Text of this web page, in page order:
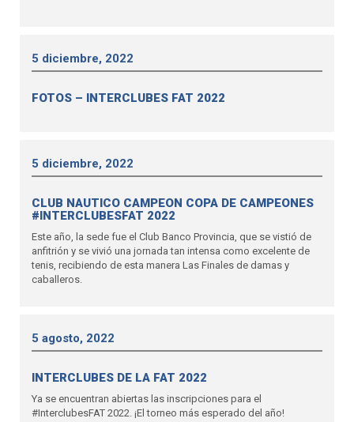
5 diciembre, 2022
FOTOS – INTERCLUBES FAT 2022
5 diciembre, 2022
CLUB NAUTICO CAMPEON COPA DE CAMPEONES
#INTERCLUBESFAT 2022
Este año, la sede fue el Club Banco Provincia, que se vistió de
anfitrión y se vivió una jornada tan intensa como excelente de
tenis, recibiendo de esta manera Las Finales de damas y
caballeros.
5 agosto, 2022
INTERCLUBES DE LA FAT 2022
Ya se encuentran abiertas las inscripciones para el
#InterclubesFAT 2022. ¡El torneo más esperado del año!